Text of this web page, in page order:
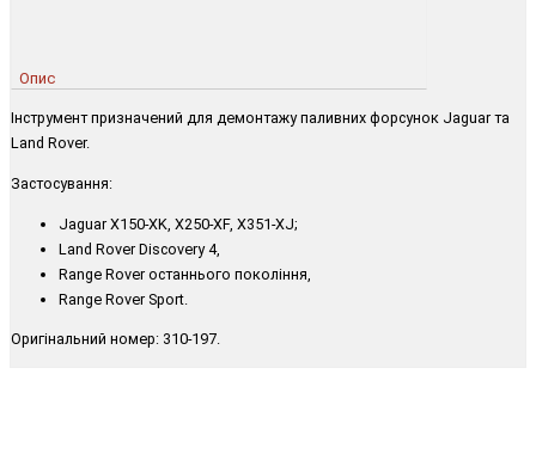
Опис
Інструмент призначений для демонтажу паливних форсунок Jaguar та
Land Rover.
Застосування:
Jaguar X150-XK, X250-XF, X351-XJ;
Land Rover Discovery 4,
Range Rover останнього покоління,
Range Rover Sport.
Оригінальний номер: 310-197.